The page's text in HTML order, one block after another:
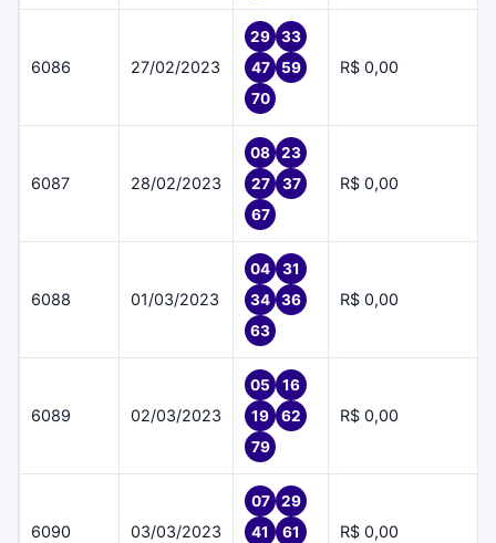
6086 27/02/2023
29
33
47
59
70
R$ 0,00
6087 28/02/2023
08
23
27
37
67
R$ 0,00
6088 01/03/2023
04
31
34
36
63
R$ 0,00
6089 02/03/2023
05
16
19
62
79
R$ 0,00
6090 03/03/2023
07
29
41
61
R$ 0,00